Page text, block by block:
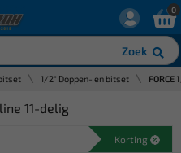
Zoek
0
1/2" Doppen- en bitset
11-delig
Korting